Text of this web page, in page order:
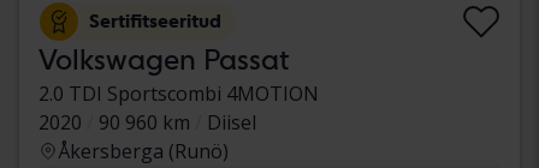
Sertifitseeritud
Volkswagen Passat
2.0 TDI Sportscombi 4MOTION
2020
90 960 km
Diisel
Åkersberga (Runö)